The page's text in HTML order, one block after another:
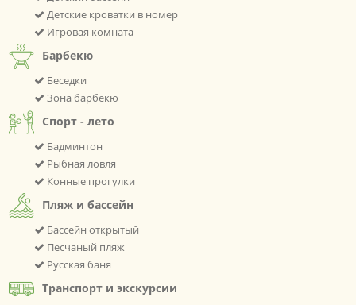
Детские кроватки в номер
Игровая комната
Барбекю
Беседки
Зона барбекю
Спорт - лето
Бадминтон
Рыбная ловля
Конные прогулки
Пляж и бассейн
Бассейн открытый
Песчаный пляж
Русская баня
Транспорт и экскурсии